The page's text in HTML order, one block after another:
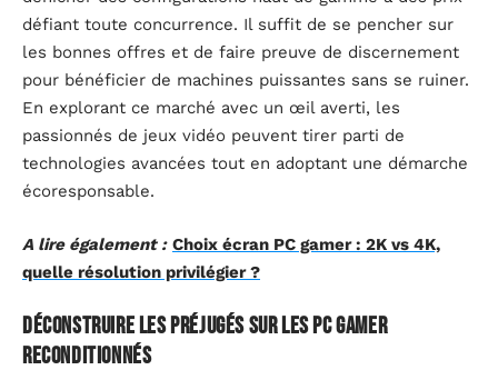
défiant toute concurrence. Il suffit de se pencher sur
les bonnes offres et de faire preuve de discernement
pour bénéficier de machines puissantes sans se ruiner.
En explorant ce marché avec un œil averti, les
passionnés de jeux vidéo peuvent tirer parti de
technologies avancées tout en adoptant une démarche
écoresponsable.
A lire également : Choix écran PC gamer : 2K vs 4K,
quelle résolution privilégier ?
Déconstruire les préjugés sur les PC gamer
reconditionnés